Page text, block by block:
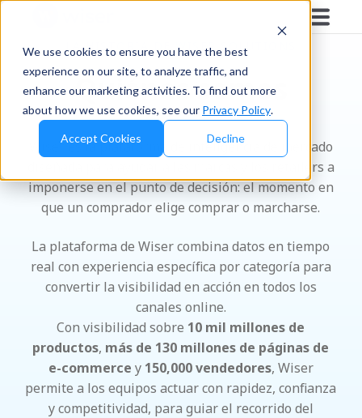
We use cookies to ensure you have the best
experience on our site, to analyze traffic, and
enhance our marketing activities. To find out more
about how we use cookies, see our Privacy Policy.
Accept Cookies Decline
LA HISTORIA DE WISER SOLUTIONS
Quiénes somos
Wiser es la plataforma de inteligencia de mercado
diseñada para ayudar a las marcas y los retailers a
imponerse en el punto de decisión: el momento en
que un comprador elige comprar o marcharse.
La plataforma de Wiser combina datos en tiempo
real con experiencia específica por categoría para
convertir la visibilidad en acción en todos los
canales online.
Con visibilidad sobre 10 mil millones de
productos, más de 130 millones de páginas de
e-commerce y 150,000 vendedores, Wiser
permite a los equipos actuar con rapidez, confianza
y competitividad, para guiar el recorrido del